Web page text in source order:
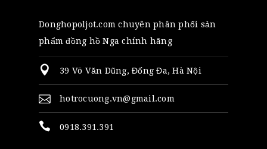
Donghopoljot.com chuyên phân phối sản
phẩm đồng hồ Nga chính hãng
39 Võ Văn Dũng, Đống Đa, Hà Nội
hotrocuong.vn@gmail.com
0918.391.391